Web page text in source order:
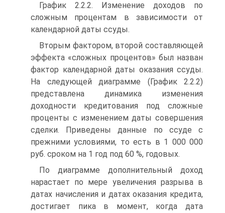
График 2.2.2. Изменение доходов по
сложным процентам в зависимости от
календарной даты ссуды.
Вторым фактором, второй составляющей
эффекта «сложных процентов» был назван
фактор календарной даты оказания ссуды.
На следующей диаграмме (График 2.2.2)
представлена динамика изменения
доходности кредитования под сложные
проценты с изменением даты совершения
сделки. Приведены данные по ссуде с
прежними условиями, то есть в 1 000 000
руб. сроком на 1 год под 60 %, годовых.
По диаграмме дополнительный доход
нарастает по мере увеличения разрыва в
датах начисления и датах оказания кредита,
достигает пика в момент, когда дата